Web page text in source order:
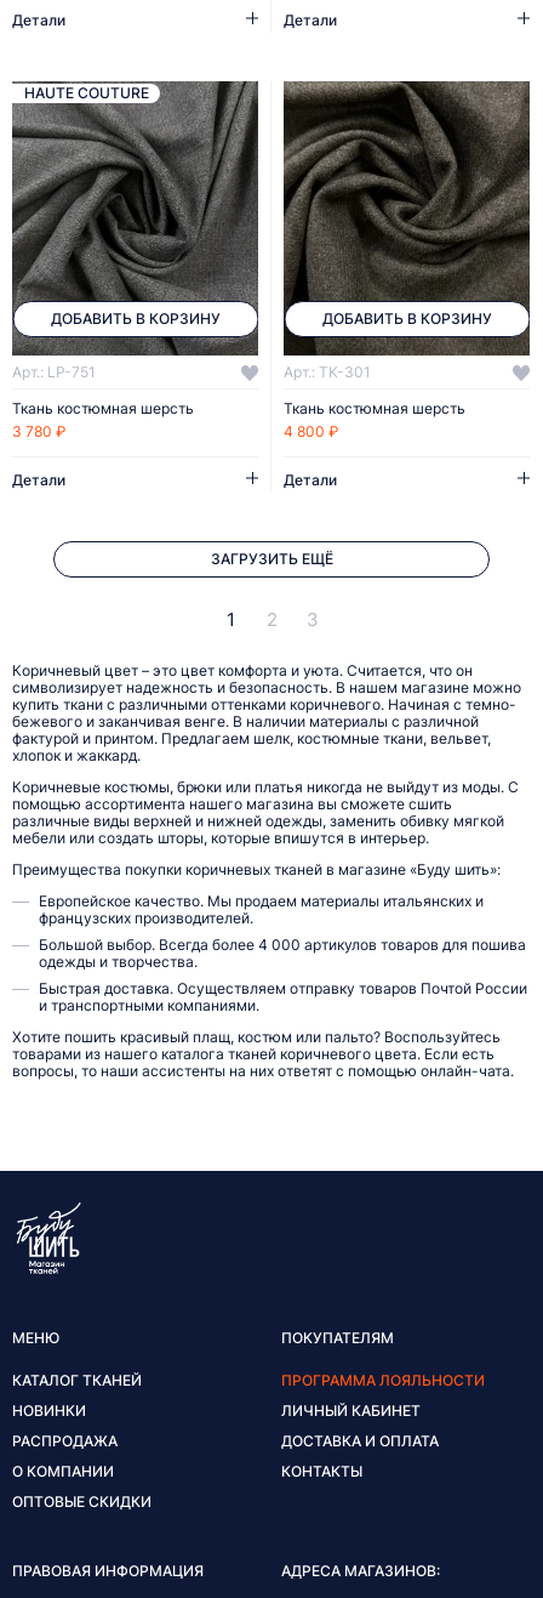
Детали Детали
ДОБАВИТЬ В КОРЗИНУ
HAUTE COUTURE
Арт.: LP-751
Ткань костюмная шерсть
3 780 ₽
Детали
ДОБАВИТЬ В КОРЗИНУ
Арт.: TK-301
Ткань костюмная шерсть
4 800 ₽
Детали
ЗАГРУЗИТЬ ЕЩЁ
1 2 3
Коричневый цвет – это цвет комфорта и уюта. Считается, что он
символизирует надежность и безопасность. В нашем магазине можно
купить ткани с различными оттенками коричневого. Начиная с темно-
бежевого и заканчивая венге. В наличии материалы с различной
фактурой и принтом. Предлагаем шелк, костюмные ткани, вельвет,
хлопок и жаккард.
Коричневые костюмы, брюки или платья никогда не выйдут из моды. С
помощью ассортимента нашего магазина вы сможете сшить
различные виды верхней и нижней одежды, заменить обивку мягкой
мебели или создать шторы, которые впишутся в интерьер.
Преимущества покупки коричневых тканей в магазине «Буду шить»:
Европейское качество. Мы продаем материалы итальянских и
французских производителей.
Большой выбор. Всегда более 4 000 артикулов товаров для пошива
одежды и творчества.
Быстрая доставка. Осуществляем отправку товаров Почтой России
и транспортными компаниями.
Хотите пошить красивый плащ, костюм или пальто? Воспользуйтесь
товарами из нашего каталога тканей коричневого цвета. Если есть
вопросы, то наши ассистенты на них ответят с помощью онлайн-чата.
МЕНЮ
КАТАЛОГ ТКАНЕЙ
НОВИНКИ
РАСПРОДАЖА
О КОМПАНИИ
ОПТОВЫЕ СКИДКИ
ПОКУПАТЕЛЯМ
ПРОГРАММА ЛОЯЛЬНОСТИ
ЛИЧНЫЙ КАБИНЕТ
ДОСТАВКА И ОПЛАТА
КОНТАКТЫ
ПРАВОВАЯ ИНФОРМАЦИЯ АДРЕСА МАГАЗИНОВ: